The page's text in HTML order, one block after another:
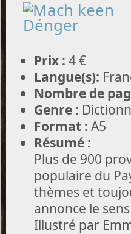
Prix : 4 €
Langue(s):
Nombre de
Genre :
Format : A5
Résumé :
Plus de 900
populaire du
thèmes et
annonce le
Illustré par